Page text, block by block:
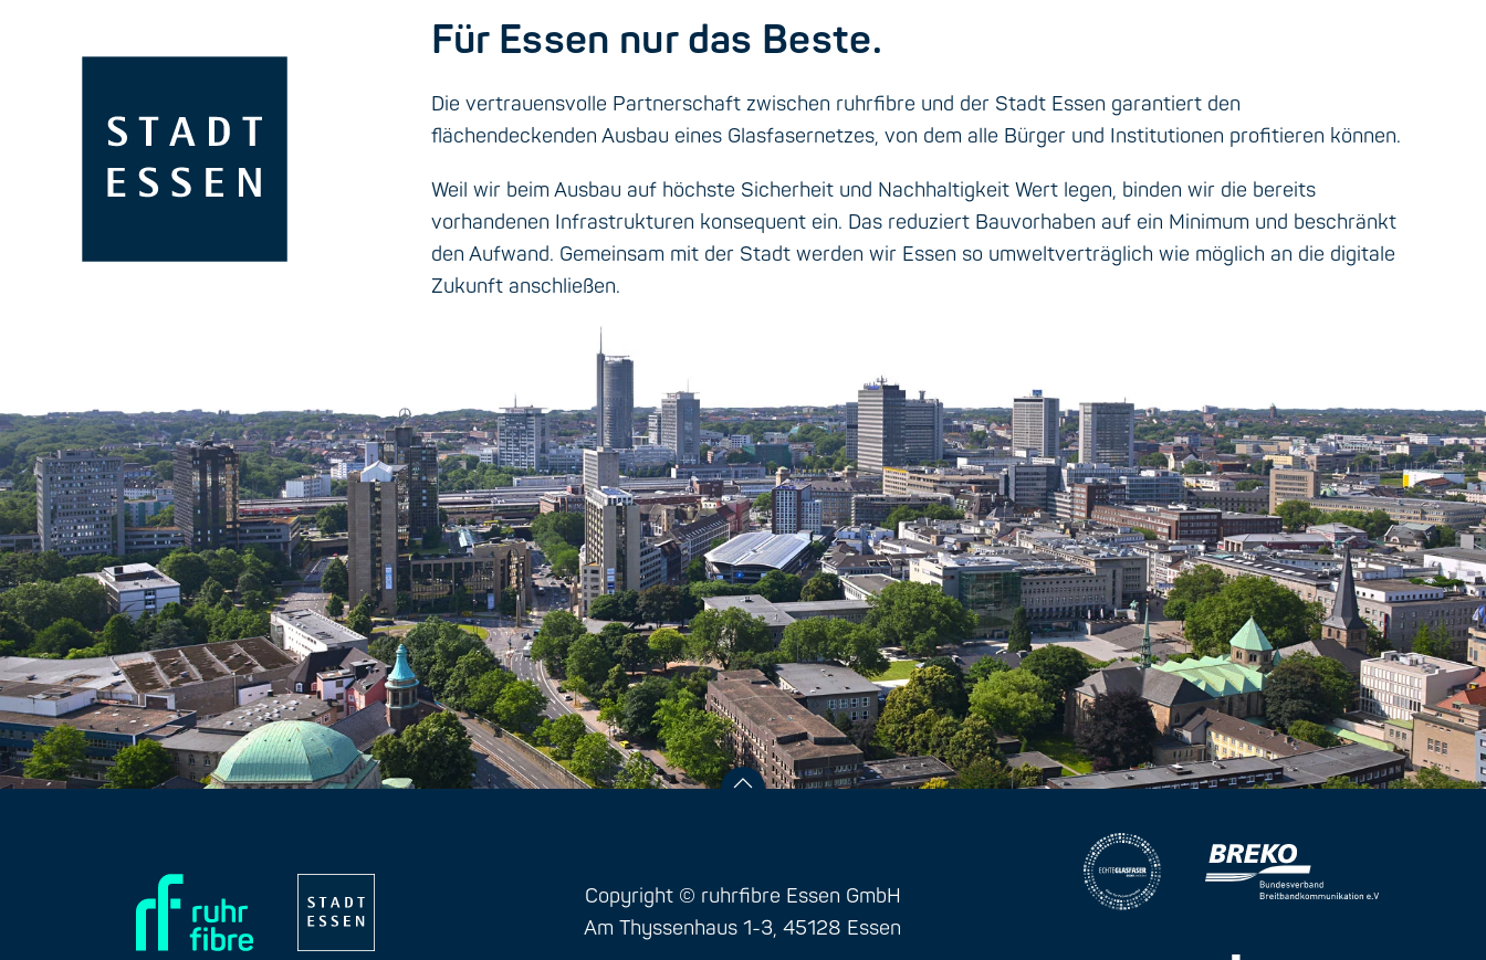
Für Essen nur das Beste.
Die vertrauensvolle Partnerschaft zwischen ruhrfibre und der Stadt Essen garantiert den
flächendeckenden Ausbau eines Glasfasernetzes, von dem alle Bürger und Institutionen profitieren können.
Weil wir beim Ausbau auf höchste Sicherheit und Nachhaltigkeit Wert legen, binden wir die bereits
vorhandenen Infrastrukturen konsequent ein. Das reduziert Bauvorhaben auf ein Minimum und beschränkt
den Aufwand. Gemeinsam mit der Stadt werden wir Essen so umweltverträglich wie möglich an die digitale
Zukunft anschließen.
Copyright © ruhrfibre Essen GmbH
Am Thyssenhaus 1-3, 45128 Essen